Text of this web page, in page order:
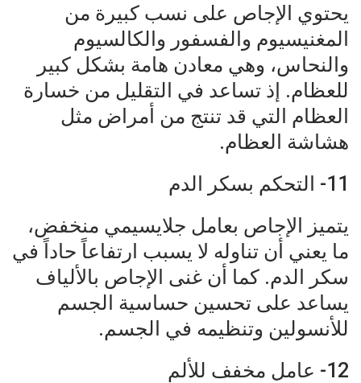
يحتوي الإجاص على نسب كبيرة من
المغنيسيوم والفسفور والكالسيوم
والنحاس، وهي معادن هامة بشكل كبير
للعظام. إذ تساعد في التقليل من خسارة
العظام التي قد تنتج من أمراض مثل
هشاشة العظام.
11- التحكم بسكر الدم
يتميز الإجاص بعامل جلايسيمي منخفض،
ما يعني أن تناوله لا يسبب ارتفاعاً حاداً في
سكر الدم. كما أن غنى الإجاص بالألياف
يساعد على تحسين حساسية الجسم
للأنسولين وتنظيمه في الجسم.
12- عامل مخفف للألم